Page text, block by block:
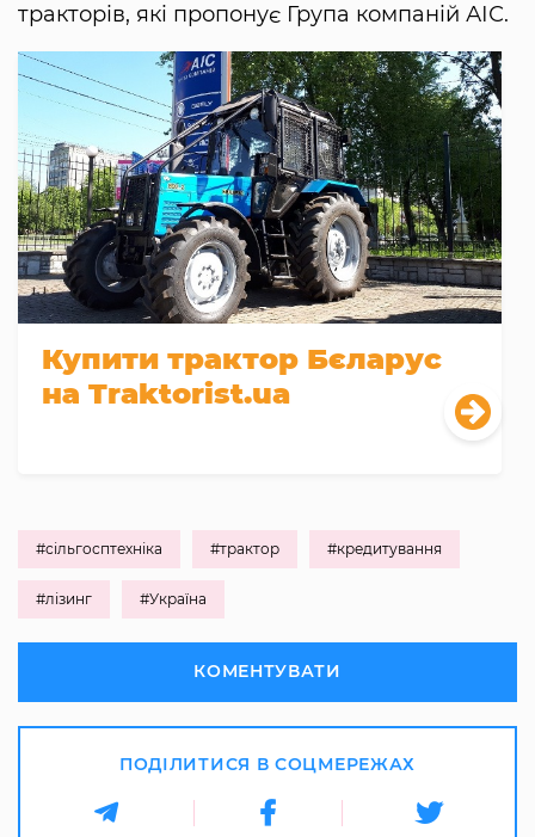
тракторів, які пропонує Група компаній АІС.
Купити трактор Бєларус
на Traktorist.ua
#сільгосптехніка #трактор #кредитування
#лізинг #Україна
КОМЕНТУВАТИ
ПОДІЛИТИСЯ В СОЦМЕРЕЖАХ